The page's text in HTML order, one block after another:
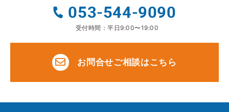
053-544-9090
受付時間：平日9:00〜19:00
お問合せご相談はこちら